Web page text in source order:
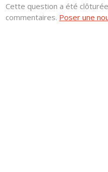
Cette question a été
commentaires. Poser une